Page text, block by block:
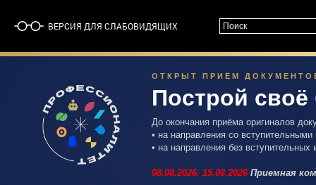
ВЕРСИЯ ДЛЯ СЛАБОВИДЯЩИХ
ОТКРЫТ ПРИЁМ
Построй
До окончания приёма оригиналов
• на направления со
• на направления без
08.08.2026, 15.08.2026Приемная